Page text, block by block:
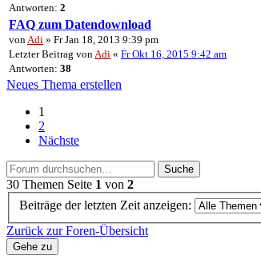
Antworten: 2
FAQ zum Datendownload
von Adi » Fr Jan 18, 2013 9:39 pm
Letzter Beitrag von Adi « Fr Okt 16, 2015 9:42 am
Antworten: 38
Neues Thema erstellen
1
2
Nächste
Suche
30 Themen Seite 1 von 2
Beiträge der letzten Zeit anzeigen:
Zurück zur Foren-Übersicht
Gehe zu